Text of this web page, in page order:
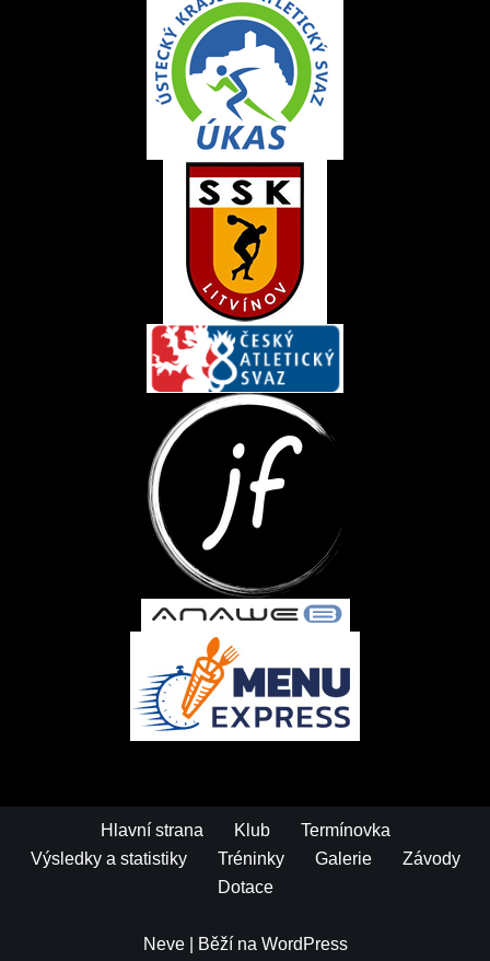
Hlavní strana Klub
Termínovka
Výsledky a statistiky
Tréninky Galerie
Závody
Dotace
Neve| Běží na WordPress